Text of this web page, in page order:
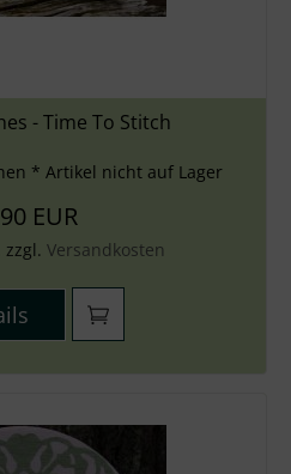
- Time To Stitch
* Artikel nicht auf Lager
EUR
zzgl. Versandkosten